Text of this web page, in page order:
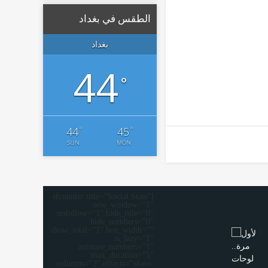
الطقس في بغداد
بغداد
44°
44°
SUN
45°
MON